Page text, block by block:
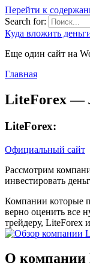
Перейти к
Search for:
Куда вложить
Еще один сайт на
Главная
LiteForex —
LiteForex:
Официальный сайт
Рассмотрим
инвестировать
Компании которые
верно оценить все
трейдеру, LiteForex
О компании